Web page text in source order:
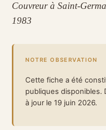
Couvreur à Saint-
1983
NOTRE OBSERVATION
Cette fiche a été
publiques disponibles.
à jour le 19 juin 2026.